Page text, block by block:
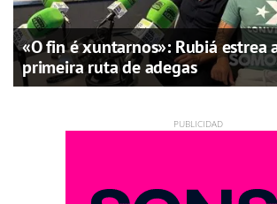
«O fin é xuntarnos»: Rubiá estrea
primeira ruta de adegas